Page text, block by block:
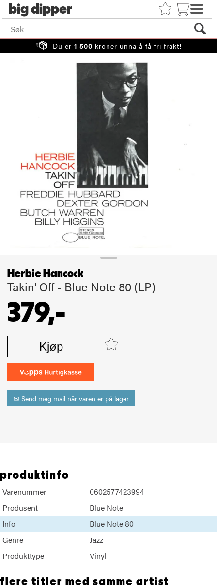
big
Du er 1 500 kroner unna å få fri frakt!
Herbie Hancock
Takin' Off - Blue Note 80 (LP)
379,-
Kjøp
✉ Send meg mail når varen er på lager
produktinfo
Varenummer
0602577423994
Produsent
Blue Note
Info
Blue Note 80
Genre
Jazz
Produkttype
Vinyl
flere titler med samme artist